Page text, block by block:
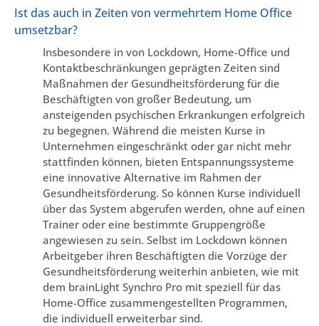
Ist das auch in Zeiten von vermehrtem Home Office
umsetzbar?
Insbesondere in von Lockdown, Home-Office und
Kontaktbeschränkungen geprägten Zeiten sind
Maßnahmen der Gesundheitsförderung für die
Beschäftigten von großer Bedeutung, um
ansteigenden psychischen Erkrankungen erfolgreich
zu begegnen. Während die meisten Kurse in
Unternehmen eingeschränkt oder gar nicht mehr
stattfinden können, bieten Entspannungssysteme
eine innovative Alternative im Rahmen der
Gesundheitsförderung. So können Kurse individuell
über das System abgerufen werden, ohne auf einen
Trainer oder eine bestimmte Gruppengröße
angewiesen zu sein. Selbst im Lockdown können
Arbeitgeber ihren Beschäftigten die Vorzüge der
Gesundheitsförderung weiterhin anbieten, wie mit
dem brainLight Synchro Pro mit speziell für das
Home-Office zusammengestellten Programmen,
die individuell erweiterbar sind.